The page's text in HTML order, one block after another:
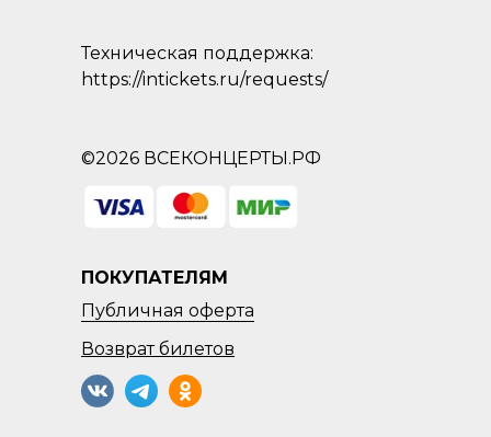
Техническая поддержка:
https://intickets.ru/requests/
©2026 ВСЕКОНЦЕРТЫ.РФ
ПОКУПАТЕЛЯМ
Публичная оферта
Возвратбилетов